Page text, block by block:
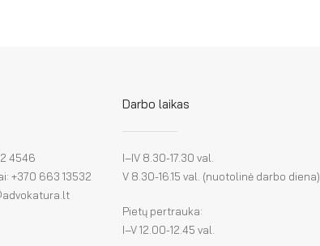
4546
+370 663 13532
Darbo laikas
I–IV 8.30-17.30 val.
V 8.30-16.15 val. (nuotolinė darbo diena)
Pietų pertrauka:
I–V 12.00-12.45 val.